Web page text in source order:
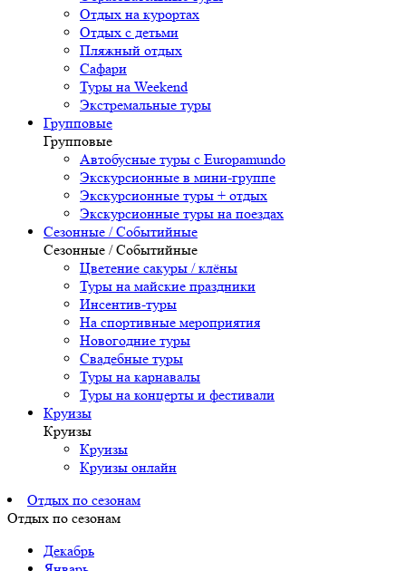
Отдых на курортах
Отдых с детьми
Пляжный отдых
Сафари
Туры на Weekend
Экстремальные туры
Групповые
Групповые
Автобусные туры с Europamundo
Экскурсионные в мини-группе
Экскурсионные туры + отдых
Экскурсионные туры на поездах
Сезонные / Событийные
Сезонные / Событийные
Цветение сакуры / клёны
Туры на майские праздники
Инсентив-туры
На спортивные мероприятия
Новогодние туры
Свадебные туры
Туры на карнавалы
Туры на концерты и фестивали
Круизы
Круизы
Круизы
Круизы онлайн
Отдых по сезонам
Отдых по сезонам
Декабрь